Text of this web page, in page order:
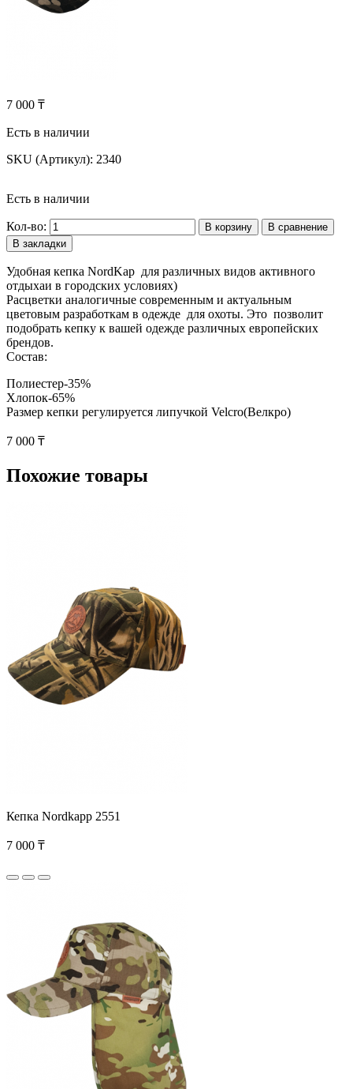
7 000 ₸
Есть в наличии
SKU (Артикул): 2340
Есть в наличии
Кол-во: В корзину
В сравнение
В закладки
Удобная кепка NordKap для различных видов активного
отдыхаи в городских условиях)
Расцветки аналогичные современным и актуальным
цветовым разработкам в одежде для охоты. Это позволит
подобрать кепку к вашей одежде различных европейских
брендов.
Состав:
Полиестер-35%
Хлопок-65%
Размер кепки регулируется липучкой Velcro(Велкро)
7 000 ₸
Похожие товары
Кепка Nordkapp 2551
7 000 ₸